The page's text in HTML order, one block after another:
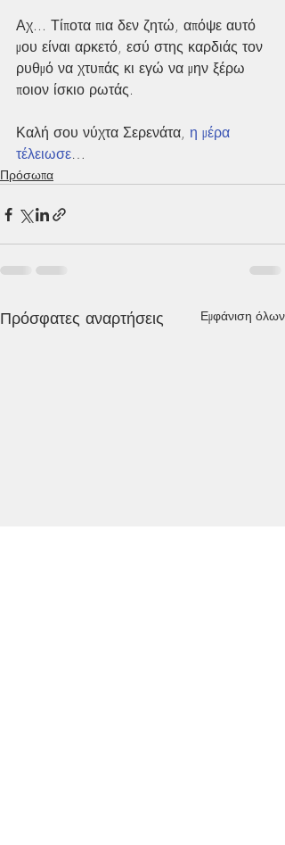
Αχ... Τίποτα πια δεν ζητώ, απόψε αυτό
μου είναι αρκετό, εσύ στης καρδιάς τον
ρυθμό να χτυπάς κι εγώ να μην ξέρω
ποιον ίσκιο ρωτάς.
Καλή σου νύχτα Σερενάτα, η μέρα
τέλειωσε…
Πρόσωπα
Πρόσφατες αναρτήσεις Εμφάνιση όλων